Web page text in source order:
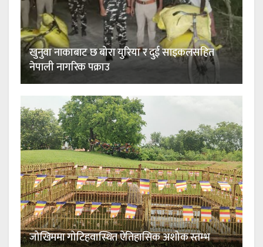
खुनुवा नाकाबाट छ बोरा युरिया र दुई साइकलसहित
नेपाली नागरिक पक्राउ
जोखिममा गोटिहवास्थित ऐतिहासिक अशोक स्तम्भ